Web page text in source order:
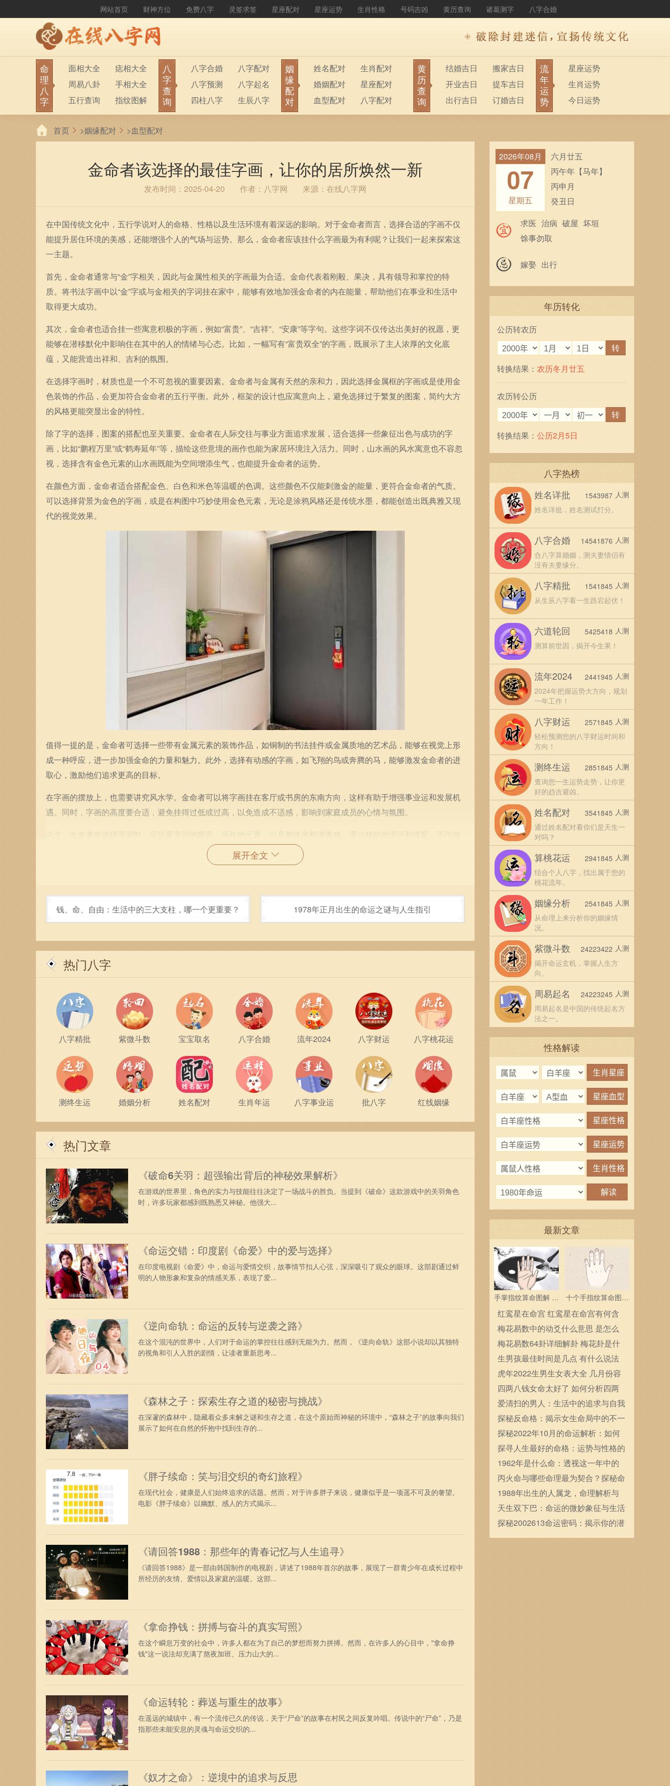
网站首页 财神方位 免费八字 灵签求签 星座配对 星座运势 生肖性格 号码吉凶 黄历查询 诸葛测字 八字合婚
命
理
八
字
面相大全
痣相大全
周易八卦
手相大全
五行查询
指纹图解
生男生女
称骨算命
前世今生
塔罗占卜
八
字
查
询
八字合婚
八字配对
八字预测
八字起名
四柱八字
生辰八字
六十甲子
八字排盘
姻
缘
配
对
姓名配对
生肖配对
婚姻配对
星座配对
血型配对
八字配对
黄
历
查
询
结婚吉日
搬家吉日
开业吉日
提车吉日
出行吉日
订婚吉日
流
年
运
势
星座运势
生肖运势
今日运势
首页 >姻缘配对 >血型配对
金命者该选择的最佳字画，让你的居所焕然一新
发布时间：2025-04-20 作者：八字网 来源：在线八字网
在中国传统文化中，五行学说对人的命格、性格以及生活环境有着深远的影响。对于金命者而言，选择合适的字画不仅
能提升居住环境的美感，还能增强个人的气场与运势。那么，金命者应该挂什么字画最为有利呢？让我们一起来探索这
一主题。
首先，金命者通常与“金”字相关，因此与金属性相关的字画最为合适。金命代表着刚毅、果决，具有领导和掌控的特
质。将书法字画中以“金”字或与金相关的字词挂在家中，能够有效地加强金命者的内在能量，帮助他们在事业和生活中
取得更大成功。
其次，金命者也适合挂一些寓意积极的字画，例如“富贵”、“吉祥”、“安康”等字句。这些字词不仅传达出美好的祝愿，更
能够在潜移默化中影响住在其中的人的情绪与心态。比如，一幅写有“富贵双全”的字画，既展示了主人浓厚的文化底
蕴，又能营造出祥和、吉利的氛围。
在选择字画时，材质也是一个不可忽视的重要因素。金命者与金属有天然的亲和力，因此选择金属框的字画或是使用金
色装饰的作品，会更加符合金命者的五行平衡。此外，框架的设计也应寓意向上，避免选择过于繁复的图案，简约大方
的风格更能突显出金的特性。
除了字的选择，图案的搭配也至关重要。金命者在人际交往与事业方面追求发展，适合选择一些象征出色与成功的字
画，比如“鹏程万里”或“鹤寿延年”等，描绘这些意境的画作也能为家居环境注入活力。同时，山水画的风水寓意也不容忽
视，选择含有金色元素的山水画既能为空间增添生气，也能提升金命者的运势。
在颜色方面，金命者适合搭配金色、白色和米色等温暖的色调。这些颜色不仅能刺激金的能量，更符合金命者的气质。
可以选择背景为金色的字画，或是在构图中巧妙使用金色元素，无论是涂鸦风格还是传统水墨，都能创造出既典雅又现
代的视觉效果。
值得一提的是，金命者可选择一些带有金属元素的装饰作品，如铜制的书法挂件或金属质地的艺术品，能够在视觉上形
成一种呼应，进一步加强金命的力量和魅力。此外，选择有动感的字画，如飞翔的鸟或奔腾的马，能够激发金命者的进
取心，激励他们追求更高的目标。
在字画的摆放上，也需要讲究风水学。金命者可以将字画挂在客厅或书房的东南方向，这样有助于增强事业运和发展机
遇。同时，字画的高度要合适，避免挂得过低或过高，以免造成不适感，影响到家庭成员的心情与氛围。
总之，金命者在选择字画时，应注重字词的寓意、画作的元素，以及整体的和谐美感。通过精妙的设计和搭配，不仅能
提升家居的装饰美感，还能在无形中提升金命者的运势。希望每一个金命者都能在选择字画的过程中，找到最适合自己
合，都会让生活更加丰富多彩。
展开全文
钱、命、自由：生活中的三大支柱，哪一个更重要？ 1978年正月出生的命运之谜与人生指引
热门八字
八字精批 紫微斗数 宝宝取名 八字合婚 流年2024 八字财运 八字桃花运
测终生运 婚姻分析 姓名配对 生肖年运 八字事业运 批八字 红线姻缘
热门文章
《破命6关羽：超强输出背后的神秘效果解析》
在游戏的世界里，角色的实力与技能往往决定了一场战斗的胜负。当提到《破命》这款游戏中的关羽角色
时，许多玩家都感到既熟悉又神秘。他强大...
《命运交错：印度剧《命爱》中的爱与选择》
在印度电视剧《命爱》中，命运与爱情交织，故事情节扣人心弦，深深吸引了观众的眼球。这部剧通过鲜
明的人物形象和复杂的情感关系，表现了爱...
《逆向命轨：命运的反转与逆袭之路》
在这个混沌的世界中，人们对于命运的掌控往往感到无能为力。然而，《逆向命轨》这部小说却以其独特
的视角和引人入胜的剧情，让读者重新思考...
《森林之子：探索生存之道的秘密与挑战》
在深邃的森林中，隐藏着众多未解之谜和生存之道，在这个原始而神秘的环境中，“森林之子”的故事向我们
展示了如何在自然的怀抱中找到生存的...
《胖子续命：笑与泪交织的奇幻旅程》
在现代社会，健康是人们始终追求的话题。然而，对于许多胖子来说，健康似乎是一项遥不可及的奢望。
电影《胖子续命》以幽默、感人的方式揭示...
《请回答1988：那些年的青春记忆与人生追寻》
《请回答1988》是一部由韩国制作的电视剧，讲述了1988年首尔的故事，展现了一群青少年在成长过程中
所经历的友情、爱情以及家庭的温暖。这部...
《拿命挣钱：拼搏与奋斗的真实写照》
在这个瞬息万变的社会中，许多人都在为了自己的梦想而努力拼搏。然而，在许多人的心目中，"拿命挣
钱"这一说法却充满了熬夜加班、压力山大的...
《命运转轮：葬送与重生的故事》
在遥远的城镇中，有一个流传已久的传说，关于“尸命”的故事在村民之间反复吟唱。传说中的“尸命”，乃是
指那些未能安息的灵魂与命运交织的...
《奴才之命》：逆境中的追求与反思
2026年08月
07
星期五
六月廿五
丙午年【马年】
丙申月
癸丑日
求医 治病 破屋 坏垣
馀事勿取
嫁娶 出行
年历转化
公历转农历
转
转换结果： 农历冬月廿五
农历转公历
转
转换结果： 公历2月5日
八字热榜
姓名详批
姓名详批，姓名测试打分。
1543987 人测
八字合婚
合八字算婚姻，测夫妻情侣有
没有夫妻缘分。
14541876 人测
八字精批
从生辰八字看一生跌宕起伏！
1541845 人测
六道轮回
测算前世因，揭开今生果！
5425418 人测
流年2024
2024年把握运势大方向，规划
一年工作！
2441945 人测
八字财运
轻松预测您的八字财运时间和
方向！
2571845 人测
测终生运
查询您一生运势走势，让你更
好的趋吉避凶。
2851845 人测
姓名配对
通过姓名配对看你们是天生一
对吗？
3541845 人测
算桃花运
结合个人八字，找出属于您的
桃花流年。
2941845 人测
姻缘分析
从命理上来分析你的姻缘情
况。
2541845 人测
紫微斗数
揭开命运玄机，掌握人生方
向。
24223422 人测
周易起名
周易起名是中国的传统起名方
法之一。
24223245 人测
性格解读
最新文章
手掌指纹算命图解 三
个斗多为中层领导
十个手指纹算命图解
分析指纹算命是什么
红鸾星在命宫 红鸾星在命宫有何含
义
梅花易数中的动爻什么意思 是怎么
确定的
梅花易数64卦详细解卦 梅花卦是什
么
生男孩最佳时间是几点 有什么说法
虎年2022生男生女表大全 几月份容
易生男宝宝
四两八钱女命太好了 如何分析四两
八钱女命
爱清扫的男人：生活中的追求与自我
救赎
探秘反命格：揭示女生命局中的不一
般命运之路
探秘2022年10月的命运解析：如何
把握机会与挑战？
探寻人生最好的命格：运势与性格的
完美结合
1962年是什么命：透视这一年中的
星座与命运变迁
丙火命与哪些命理最为契合？探秘命
理中的和谐之道
1988年出生的人属龙，命理解析与
运势展望
天生双下巴：命运的微妙象征与生活
中的影响
探秘2002613命运密码：揭示你的潜
力与未来之路